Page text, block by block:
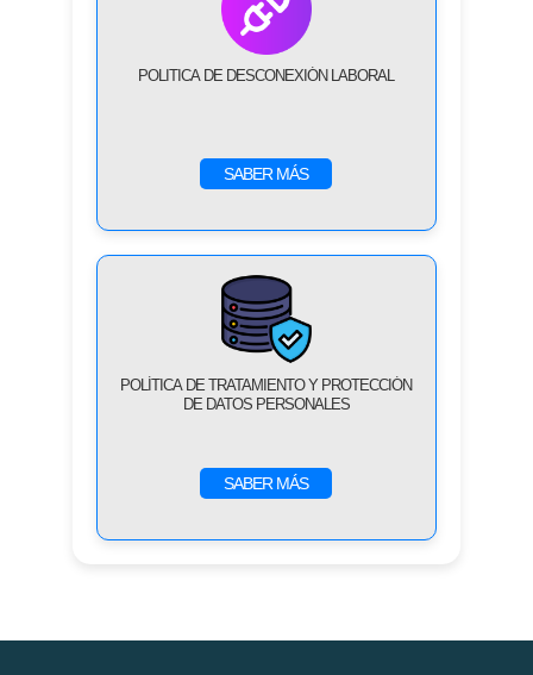
POLITICA DE DESCONEXIÓN LABORAL
SABER MÁS
POLÍTICA DE TRATAMIENTO Y PROTECCIÓN
DE DATOS PERSONALES
SABER MÁS